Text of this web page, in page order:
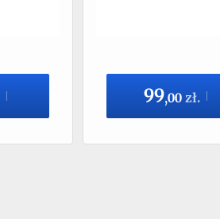
99,00 zł.